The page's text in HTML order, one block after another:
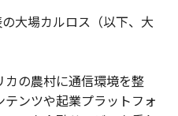
大場カルロス（以下、大
の農村に通信環境を整
ンツや起業プラットフォ